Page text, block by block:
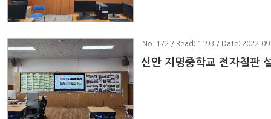
No . 172 / Read: 1193 / Date:
신안 지명중학교 전자칠판